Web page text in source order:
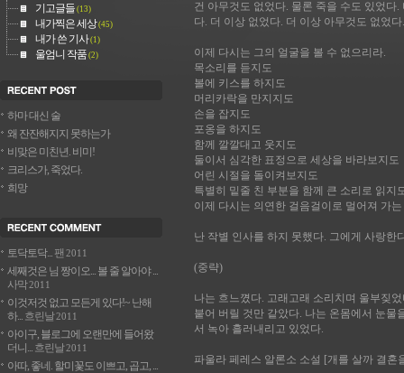
건 아무것도 없었다. 물론 죽을 수도 있었다
다. 더 이상 없었다. 더 이상 아무것도 없었다.
이제 다시는 그의 얼굴을 볼 수 없으리라.
목소리를 듣지도
볼에 키스를 하지도
머리카락을 만지지도
손을 잡지도
포옹을 하지도
함께 깔깔대고 웃지도
둘이서 심각한 표정으로 세상을 바라보지도
어린 시절을 돌이켜보지도
특별히 밑줄 친 부분을 함께 큰 소리로 읽지
이제 다시는 의연한 걸음걸이로 멀어져 가
난 작별 인사를 하지 못했다. 그에게 사랑한
(중략)
나는 흐느꼈다. 고래고래 소리치며 울부짖
붙어 버릴 것만 같았다. 나는 온몸에서 눈물
서 녹아 흘러내리고 있었다.
파울라 페레스 알론소 소설 [개를 살까 결혼
기고글들 (13)
내가찍은 세상(45)
내가 쓴 기사(1)
울엄니 작품 (2)
하마 대신 술
왜 잔잔해지지 못하는가
비맞은 미친년. 비미!
크리스가, 죽었다.
희망
토닥토닥... 팬 2011
세째것은 님 짱이오... 볼 줄 알아야 ...
사막2011
이것저것 없고 모든게 있다!~ 난해
하... 흐린날2011
아이구, 블로그에 오랜만에 들어왔
더니... 흐린날2011
아따, 좋네. 할미꽃도 이쁘고, 곱고, ...